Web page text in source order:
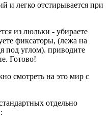
и легко отстирывается при
из люльки - убираете
фиксаторы, (лежа на
под углом). приводите
Готово!
смотреть на это мир с
отдельно